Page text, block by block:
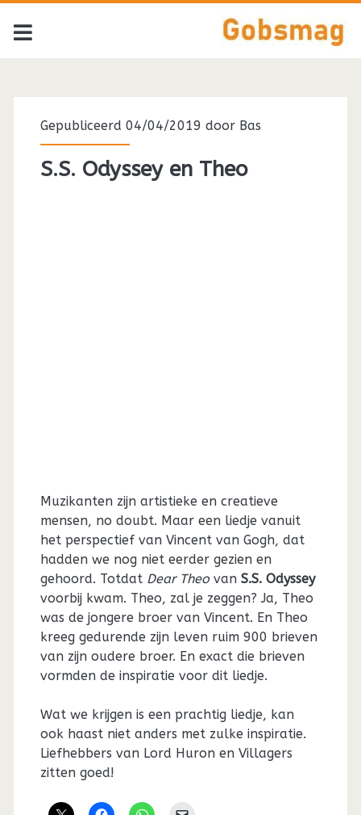
<span>S.S.
Odyssey</span>
Gepubliceerd 04/04/2019 door Bas
S.S. Odyssey en Theo
Muzikanten zijn artistieke en creatieve
mensen, no doubt. Maar een liedje vanuit
het perspectief van Vincent van Gogh, dat
hadden we nog niet eerder gezien en
gehoord. Totdat Dear Theovan S.S. Odyssey
voorbij kwam. Theo, zal je zeggen? Ja, Theo
was de jongere broer van Vincent. En Theo
kreeg gedurende zijn leven ruim 900 brieven
van zijn oudere broer. En exact die brieven
vormden de inspiratie voor dit liedje.
Wat we krijgen is een prachtig liedje, kan
ook haast niet anders met zulke inspiratie.
Liefhebbers van Lord Huron en Villagers
zitten goed!